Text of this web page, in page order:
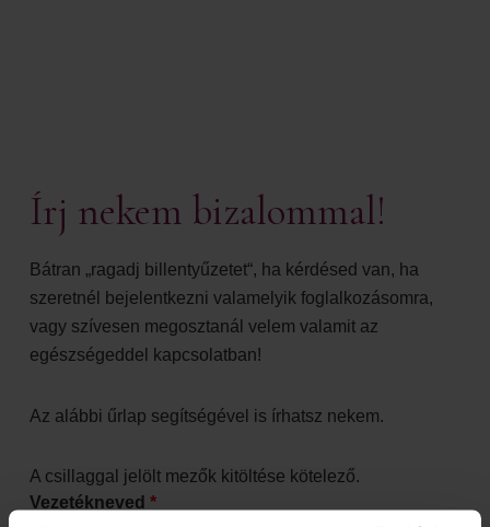
Írj nekem bizalommal!
Bátran „ragadj billentyűzetet“, ha kérdésed van, ha
szeretnél bejelentkezni valamelyik foglalkozásomra,
vagy szívesen megosztanál velem valamit az
egészségeddel kapcsolatban!
Az alábbi űrlap segítségével is írhatsz nekem.
A csillaggal jelölt mezők kitöltése kötelező.
Vezetékneved *